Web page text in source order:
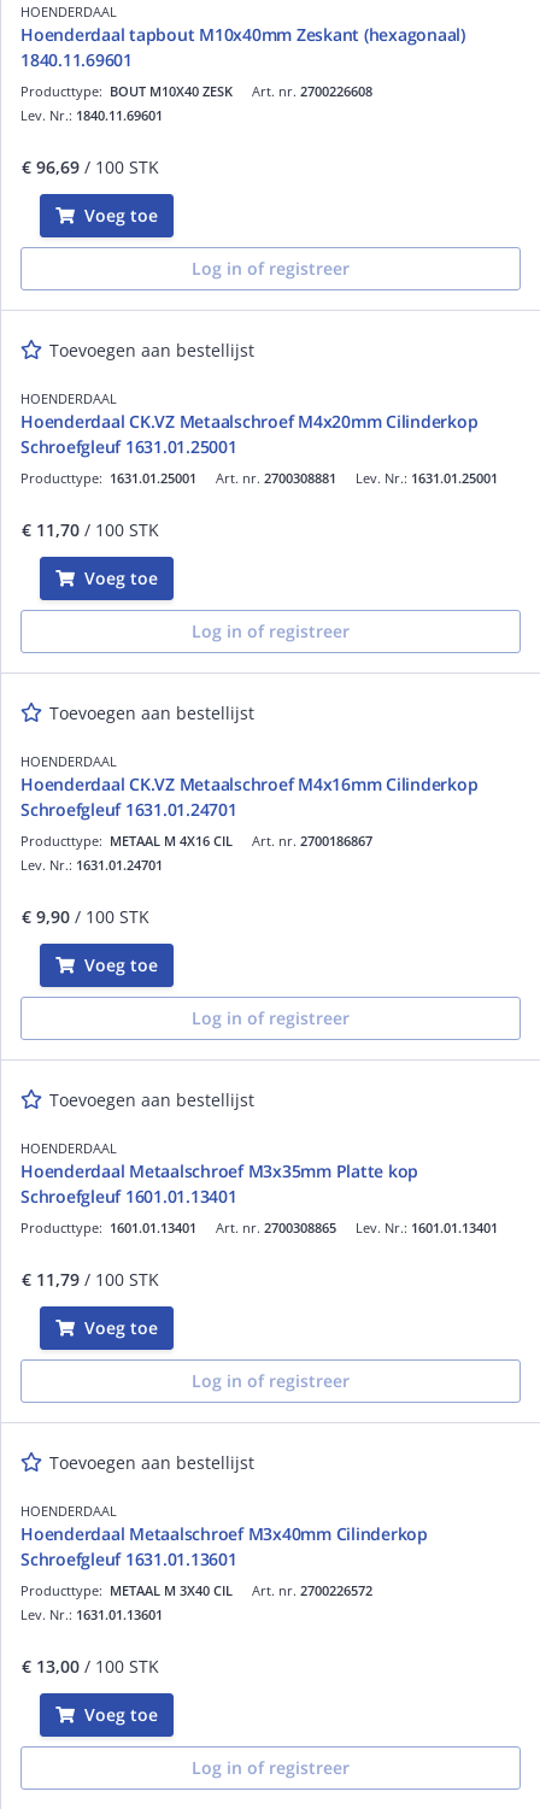
HOENDERDAAL
Hoenderdaal tapbout M10x40mm Zeskant (hexagonaal)
1840.11.69601
Art. nr. 2700226608
Producttype: BOUT M10X40 ZESK
Lev. Nr.: 1840.11.69601
€ 96,69 / 100 STK
Voeg toe
Log in of registreer
Toevoegen aan bestellijst
HOENDERDAAL
Hoenderdaal CK.VZ Metaalschroef M4x20mm Cilinderkop
Schroefgleuf 1631.01.25001
Art. nr. 2700308881
Producttype: 1631.01.25001 Lev. Nr.: 1631.01.25001
€ 11,70 / 100 STK
Voeg toe
Log in of registreer
Toevoegen aan bestellijst
HOENDERDAAL
Hoenderdaal CK.VZ Metaalschroef M4x16mm Cilinderkop
Schroefgleuf 1631.01.24701
Art. nr. 2700186867
Producttype: METAAL M 4X16 CIL
Lev. Nr.: 1631.01.24701
€ 9,90 / 100 STK
Voeg toe
Log in of registreer
Toevoegen aan bestellijst
HOENDERDAAL
Hoenderdaal Metaalschroef M3x35mm Platte kop
Schroefgleuf 1601.01.13401
Art. nr. 2700308865
Producttype: 1601.01.13401 Lev. Nr.: 1601.01.13401
€ 11,79 / 100 STK
Voeg toe
Log in of registreer
Toevoegen aan bestellijst
HOENDERDAAL
Hoenderdaal Metaalschroef M3x40mm Cilinderkop
Schroefgleuf 1631.01.13601
Art. nr. 2700226572
Producttype: METAAL M 3X40 CIL
Lev. Nr.: 1631.01.13601
€ 13,00 / 100 STK
Voeg toe
Log in of registreer